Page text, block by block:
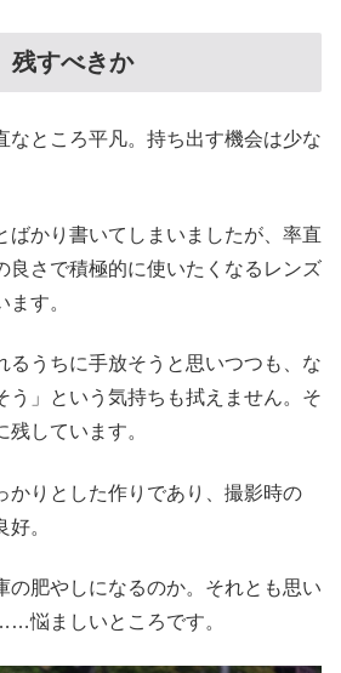
残すべきか
なところ平凡。持ち出す機会は少な
ばかり書いてしまいましたが、率直
良さで積極的に使いたくなるレンズ
す。
るうちに手放そうと思いつつも、な
う」という気持ちも拭えません。そ
しています。
かりとした作りであり、撮影時の
好。
の肥やしになるのか。それとも思い
悩ましいところです。